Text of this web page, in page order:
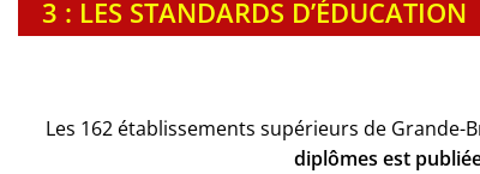
3 : LES STANDARDS D’ÉDUCATION
Les 162 établissements supérieurs de Grande-
diplômes est